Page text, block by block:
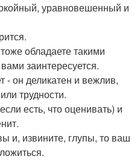
уравновешенный и
обладаете такими
заинтересуется.
- он деликатен и вежлив,
трудности.
есть, что оценивать) и
и, извините, глупы, то ваш